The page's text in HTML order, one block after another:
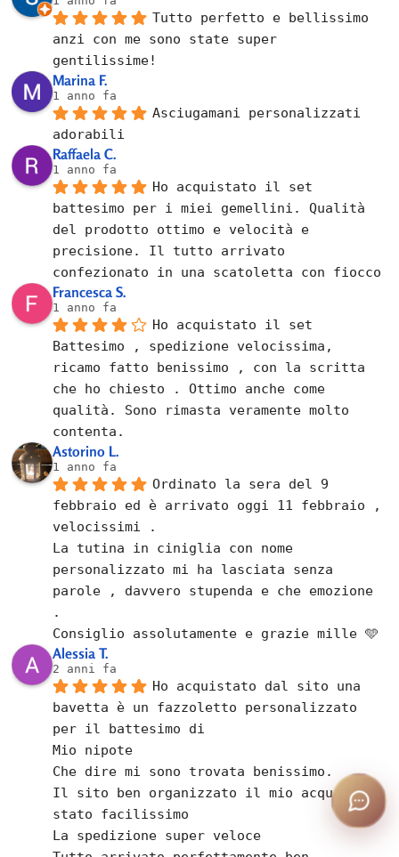
Tutto perfetto e bellissimo
anzi con me sono state super
gentilissime!
Marina F.
1 anno fa
Asciugamani personalizzati
adorabili
Raffaela C.
1 anno fa
Ho acquistato il set
battesimo per i miei gemellini. Qualità
del prodotto ottimo e velocità e
precisione. Il tutto arrivato
confezionato in una scatoletta con fiocco
Francesca S.
1 anno fa
Ho acquistato il set
Battesimo , spedizione velocissima,
ricamo fatto benissimo , con la scritta
che ho chiesto . Ottimo anche come
qualità. Sono rimasta veramente molto
contenta.
Astorino L.
1 anno fa
Ordinato la sera del 9
febbraio ed è arrivato oggi 11 febbraio ,
velocissimi .
La tutina in ciniglia con nome
personalizzato mi ha lasciata senza
parole , davvero stupenda e che emozione
.
Consiglio assolutamente e grazie mille 🩵
Alessia T.
2 anni fa
Ho acquistato dal sito una
bavetta è un fazzoletto personalizzato
per il battesimo di
Mio nipote
Che dire mi sono trovata benissimo.
Il sito ben organizzato il mio acquisto è
stato facilissimo
La spedizione super veloce